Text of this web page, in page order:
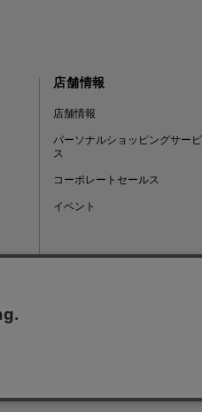
店舗情報
店舗情報
パーソナルショッピングサービ
ス
コーポレートセールス
イベント